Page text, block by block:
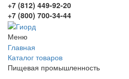
+7 (812) 449-92-20
+7 (800) 700-34-44
Меню
Главная
Каталог товаров
Пищевая промышленность